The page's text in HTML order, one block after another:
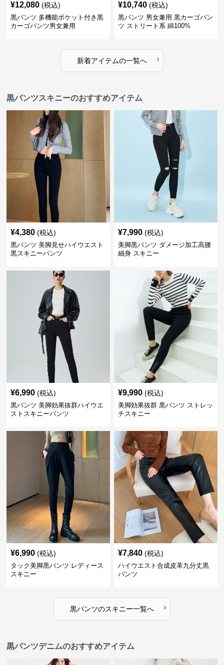
¥12,080 (税込)
黒パンツ 多機能ポケット付き黒
カーゴパンツ男女兼用
¥10,740 (税込)
黒パンツ 男女兼用 黒カーゴパン
ツ ストリート系 綿100%
新着アイテムの一覧へ ›
黒パンツスキニーのおすすめアイテム
¥4,380 (税込)
黒パンツ 美脚見せハイウエスト
黒スキニーパンツ
¥7,990 (税込)
美脚黒パンツ ダメージ加工高腰
細身 スキニー
¥6,990 (税込)
黒パンツ 美脚効果抜群ハイウエ
ストスキニーパンツ
¥9,990 (税込)
美脚効果抜群 黒パンツ ストレッ
チスキニー
¥6,990 (税込)
タック美脚黒パンツ レディース
スキニー
¥7,840 (税込)
ハイウエスト合成皮革九分丈黒
パンツ
黒パンツのスキニー一覧へ ›
黒パンツデニムのおすすめアイテム